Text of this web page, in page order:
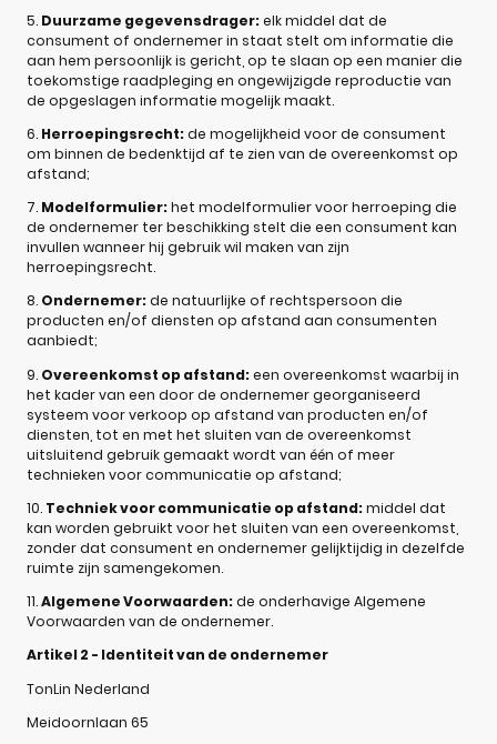
5. Duurzame gegevensdrager:elk middel dat de
consument of ondernemer in staat stelt om informatie die
aan hem persoonlijk is gericht, op te slaan op een manier die
toekomstige raadpleging en ongewijzigde reproductie van
de opgeslagen informatie mogelijk maakt.
6. Herroepingsrecht:de mogelijkheid voor de consument
om binnen de bedenktijd af te zien van de overeenkomst op
afstand;
7. Modelformulier:het modelformulier voor herroeping die
de ondernemer ter beschikking stelt die een consument kan
invullen wanneer hij gebruik wil maken van zijn
herroepingsrecht.
8. Ondernemer:de natuurlijke of rechtspersoon die
producten en/of diensten op afstand aan consumenten
aanbiedt;
9. Overeenkomst op afstand:een overeenkomst waarbij in
het kader van een door de ondernemer georganiseerd
systeem voor verkoop op afstand van producten en/of
diensten, tot en met het sluiten van de overeenkomst
uitsluitend gebruik gemaakt wordt van één of meer
technieken voor communicatie op afstand;
10. Techniek voor communicatie op afstand:middel dat
kan worden gebruikt voor het sluiten van een overeenkomst,
zonder dat consument en ondernemer gelijktijdig in dezelfde
ruimte zijn samengekomen.
11.Algemene Voorwaarden:de onderhavige Algemene
Voorwaarden van de ondernemer.
Artikel 2 - Identiteit van de ondernemer
TonLin Nederland
Meidoornlaan 65